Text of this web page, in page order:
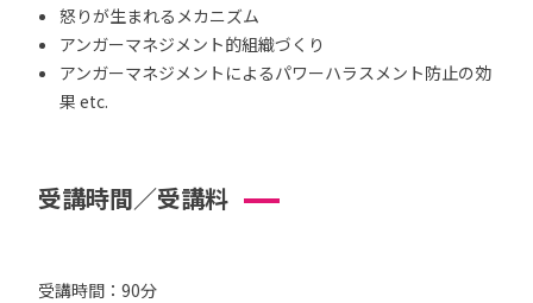
怒りが生まれるメカニズム
アンガーマネジメント的組織づくり
アンガーマネジメントによるパワーハラスメント防止の効
果 etc.
受講時間／受講料
受講時間：90分